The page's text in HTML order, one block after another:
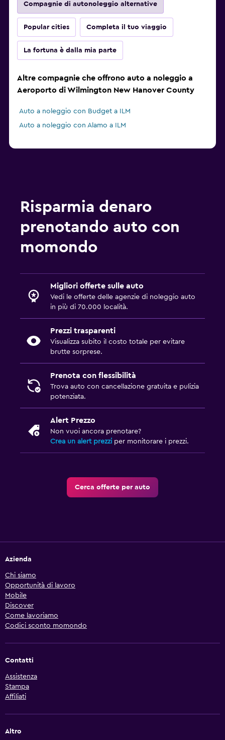
Compagnie di autonoleggio alternative
Popular cities Completa il tuo viaggio
La fortuna è dalla mia parte
Altre compagnie che offrono auto a noleggio a
Aeroporto di Wilmington New Hanover County
Auto a noleggio con Budget a ILM
Auto a noleggio con Alamo a ILM
Risparmia denaro
prenotando auto con
momondo
Migliori offerte sulle auto
Vedi le offerte delle agenzie di noleggio auto
in più di 70.000 località.
Prezzi trasparenti
Visualizza subito il costo totale per evitare
brutte sorprese.
Prenota con flessibilità
Trova auto con cancellazione gratuita e pulizia
potenziata.
Alert Prezzo
Non vuoi ancora prenotare?
Crea un alert prezzi per monitorare i prezzi.
Cerca offerte per auto
Azienda
Chi siamo
Opportunità di lavoro
Mobile
Discover
Come lavoriamo
Codici sconto momondo
Contatti
Assistenza
Stampa
Affiliati
Altro